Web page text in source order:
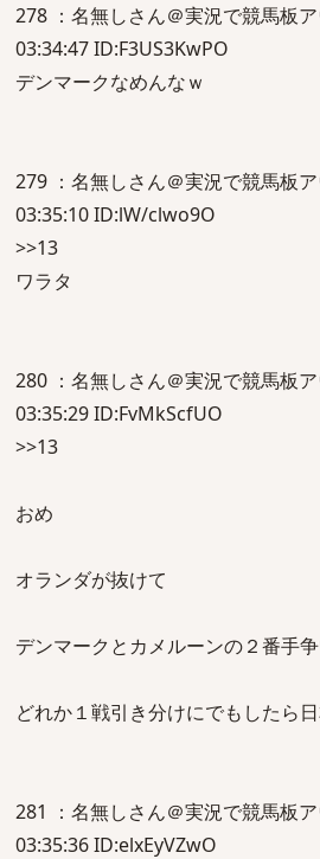
278 ：名無しさん＠実況で競馬板
03:34:47 ID:F3US3KwPO
デンマークなめんなｗ
279 ：名無しさん＠実況で競馬板
03:35:10 ID:lW/clwo9O
>>13
ワラタ
280 ：名無しさん＠実況で競馬板
03:35:29 ID:FvMkScfUO
>>13
おめ
オランダが抜けて
デンマークとカメルーンの２番手
どれか１戦引き分けにでもしたら
281 ：名無しさん＠実況で競馬板
03:35:36 ID:elxEyVZwO